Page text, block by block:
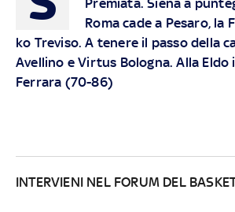
Roma cade a Pesaro,
ko Treviso. A tenere il passo della
Avellino e Virtus Bologna. Alla Eldo
Ferrara (70-86)
INTERVIENI NEL FORUM DEL